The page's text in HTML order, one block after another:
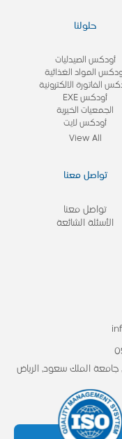
حلولنا
أودكس الصيدليات
المواد الغذائية
الفاتورة الالكترونية
أودكس EXE
الجمعيات الخيرية
أودكس لايت
View All
تواصل معنا
تواصل معنا
الأسئلة الشائعة
الملك سعود، الرياض